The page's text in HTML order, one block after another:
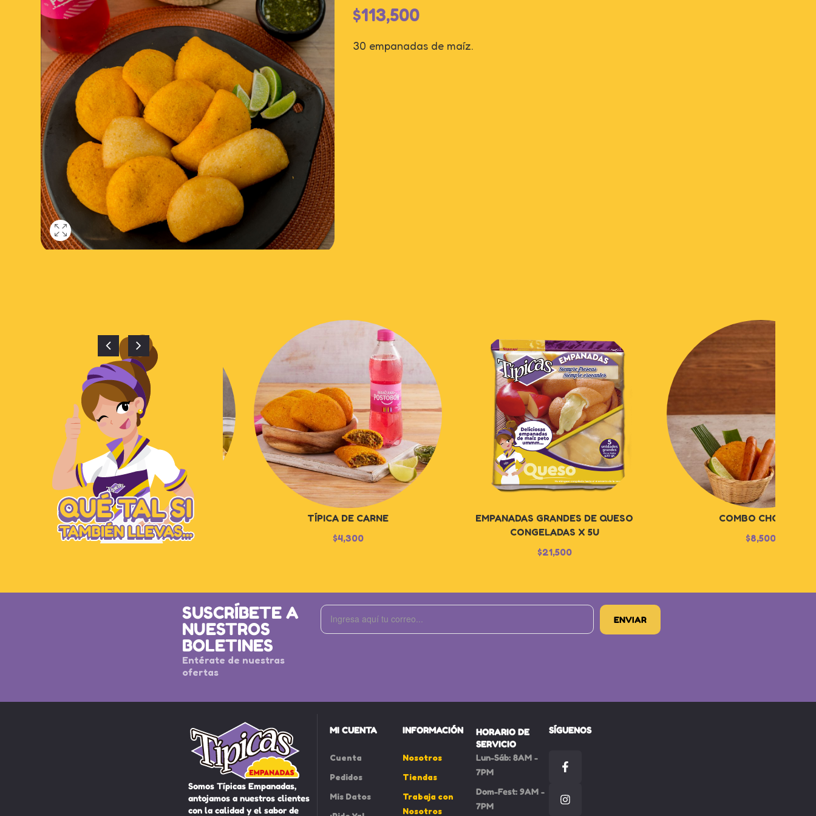
$113,500
30 empanadas de maíz.
HORNEADA CAPRESSE
$5,200
TÍPICA DE CARNE
$4,300
EMPANADAS GRANDES DE QUESO
CONGELADAS X 5U
$21,500
COMBO CHORIPÍN
$8,500
SUSCRÍBETE A
NUESTROS
BOLETINES
Entérate de nuestras
ofertas
Somos Típicas Empanadas,
antojamos a nuestros clientes
con la calidad y el sabor de
MI CUENTA INFORMACIÓN
HORARIO DE
SERVICIO
SÍGUENOS
Cuenta
Pedidos
Mis Datos
Nosotros
Tiendas
Trabaja con
Nosotros
Lun-Sáb: 8AM -
7PM
Dom-Fest: 9AM -
7PM